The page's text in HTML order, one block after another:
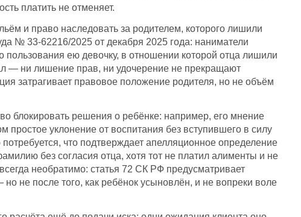
платить не отменяет.
и право наследовать за родителем, которого лишили
№ 33-62216/2025 от декабря 2025 года: наниматели
пользования ею девочку, в отношении которой отца лишили
— ни лишение прав, ни удочерение не прекращают
затрагивает правовое положение родителя, но не объём
блокировать решения о ребёнке: например, его мнение
уклонение от воспитания без вступившего в силу
что подтверждает апелляционное определение
без согласия отца, хотя тот не платил алименты и не
необратимо: статья 72 СК РФ предусматривает
не после того, как ребёнок усыновлён, и не вопреки воле